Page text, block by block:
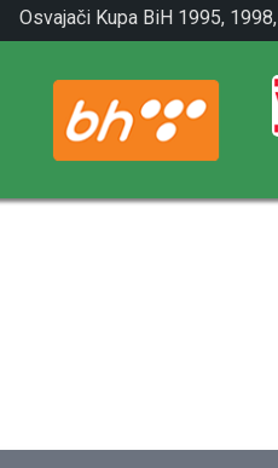
Osvajači Kupa BiH 1995, 1998,
2001.